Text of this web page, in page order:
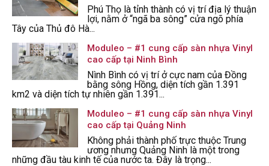
Phú Thọ là tỉnh thành có vị trí địa lý thuận
lợi, nằm ở “ngã ba sông” cửa ngõ phía
Tây của Thủ đô Hà...
Moduleo – #1 cung cấp sàn nhựa Vinyl
cao cấp tại Ninh Bình
Nình Bình có vị trí ở cực nam của Đồng
bằng sông Hồng, diện tích gần 1.391
km2 và diện tích tự nhiên gần 1.391...
Moduleo – #1 cung cấp sàn nhựa Vinyl
cao cấp tại Quảng Ninh
Không phải thành phố trực thuộc Trung
ương nhưng Quảng Ninh là một trong
những đầu tàu kinh tế của nước ta. Đây là trọng...